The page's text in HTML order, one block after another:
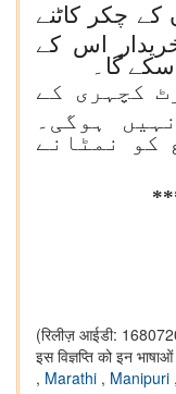
کے چکر کاٹنے
اس کے
گا۔
کچہری کے
ہوگی۔
کو نمٹانے
(रिलीज़ आईडी:
इस विज्ञप्ति को इन
, Marathi , Manipuri ,